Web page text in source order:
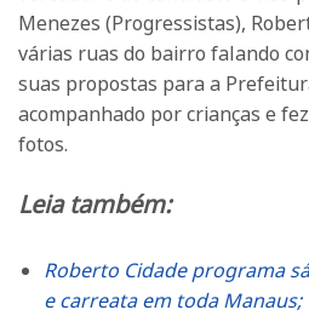
Menezes (Progressistas),
várias ruas do bairro falando
suas propostas para a
acompanhado por crianças e
fotos.
Leia também:
Roberto Cidade programa
e carreata em toda Manaus;